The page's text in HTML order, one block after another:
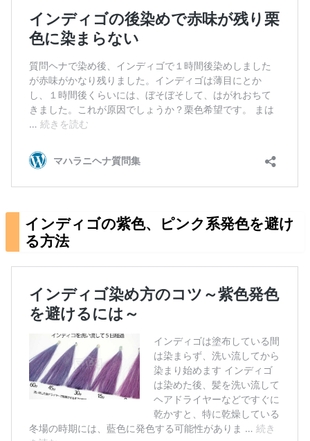
インディゴの紫色、ピンク系発色を避け
る方法